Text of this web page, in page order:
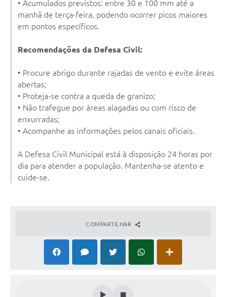
• Acumulados previstos: entre 30 e 100 mm até a
manhã de terça-feira, podendo ocorrer picos maiores
em pontos específicos.
Recomendações da Defesa Civil:
• Procure abrigo durante rajadas de vento e evite áreas
abertas;
• Proteja-se contra a queda de granizo;
• Não trafegue por áreas alagadas ou com risco de
enxurradas;
• Acompanhe as informações pelos canais oficiais.
A Defesa Civil Municipal está à disposição 24 horas por
dia para atender a população. Mantenha-se atento e
cuide-se.
COMPARTILHAR